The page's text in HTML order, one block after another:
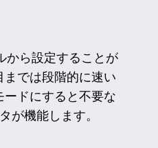
から設定することが
では段階的に速い
ドにすると不要な
が機能します。